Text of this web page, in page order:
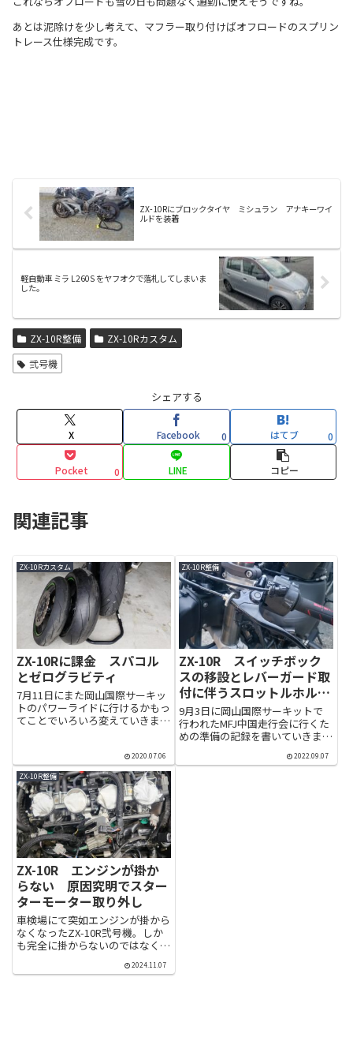
あとは泥除けを少し考えて、マフラー取り付けばオフロードのスプリン
トレース仕様完成です。
ZX-10Rにブロックタイヤ ミシュラン アナキーワイ
ルドを装着
軽自動車 ミラ L260S をヤフオクで落札してしまいま
した。
ZX-10R整備
ZX-10Rカスタム
弐号機
シェアする
X Facebook 0 はてブ 0
Pocket 0 LINE コピー
関連記事
ZX-10Rカスタム
ZX-10Rに課金 スパコル
とゼログラビティ
7月11日にまた岡山国際サーキッ
トのパワーライドに行けるかもっ
てことでいろいろ変えていきま
ヤは新車外しをヤフオクで仕入れ
たピレリ スーパーコルサSP V3
スクリーンはゼログラビティ...
2020.07.06
ZX-10R整備
ZX-10R スイッチボック
スの移設とレバーガード取
付に伴うスロットルホルダ
ーの位置変更
9月3日に岡山国際サーキットで
行われたMFJ中国走行会に行くた
めの準備の記録を書いていきま
更新もできて無くて、先にサーキ
2022.09.07
ZX-10R整備
ZX-10R エンジンが掛か
らない 原因究明でスター
ターモーター取り外し
車検場にて突如エンジンが掛から
なくなったZX-10R弐号機。しか
も完全に掛からないのではなく掛
テリーは新品交換しても状況変ら
2024.11.07